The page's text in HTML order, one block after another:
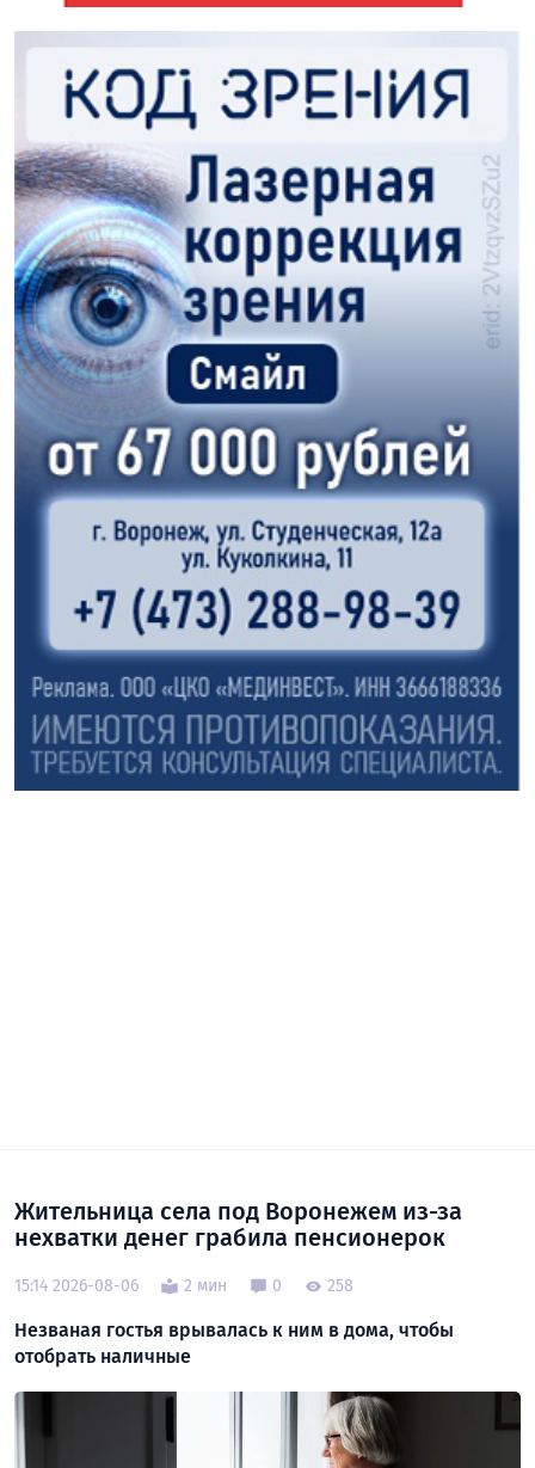
Жительница села под Воронежем из-за
нехватки денег грабила пенсионерок
15:14 2026-08-06 2 мин 0 258
Незваная гостья врывалась к ним в дома, чтобы
отобрать наличные